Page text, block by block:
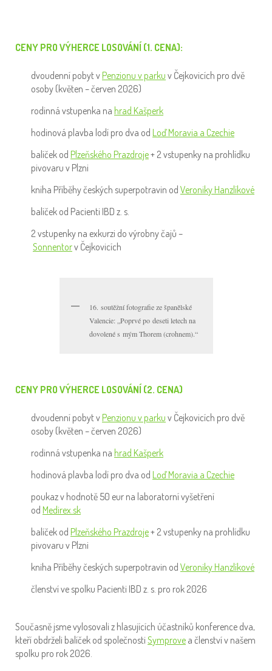
CENY PRO VÝHERCE LOSOVÁNÍ (1. CENA):
dvoudenní pobyt v Penzionu v parku v Čejkovicích pro dvě
osoby (květen – červen 2026)
rodinná vstupenka na hrad Kašperk
hodinová plavba lodí pro dva od Loď Moravia a Czechie
balíček od Plzeňského Prazdroje+ 2 vstupenky na prohlídku
pivovaru v Plzni
kniha Příběhy českých superpotravin od Veroniky Hanzlíkové
balíček od Pacienti IBD z. s.
2 vstupenky na exkurzi do výrobny čajů –
Sonnentorv Čejkovicích
16. soutěžní fotografie ze španělské
Valencie: „Poprvé po deseti letech na
dovolené s mým Thorem (crohnem).“
CENY PRO VÝHERCE LOSOVÁNÍ (2. CENA)
dvoudenní pobyt v Penzionu v parku v Čejkovicích pro dvě
osoby (květen – červen 2026)
rodinná vstupenka na hrad Kašperk
hodinová plavba lodí pro dva od Loď Moravia a Czechie
poukaz v hodnotě 50 eur na laboratorní vyšetření
od Medirex.sk
balíček od Plzeňského Prazdroje+ 2 vstupenky na prohlídku
pivovaru v Plzni
kniha Příběhy českých superpotravin od Veroniky Hanzlíkové
členství ve spolku Pacienti IBD z. s. pro rok 2026
Současně jsme vylosovali z hlasujících účastníků konference dva,
kteří obdrželi balíček od společnosti Symprove a členství v našem
spolku pro rok 2026.